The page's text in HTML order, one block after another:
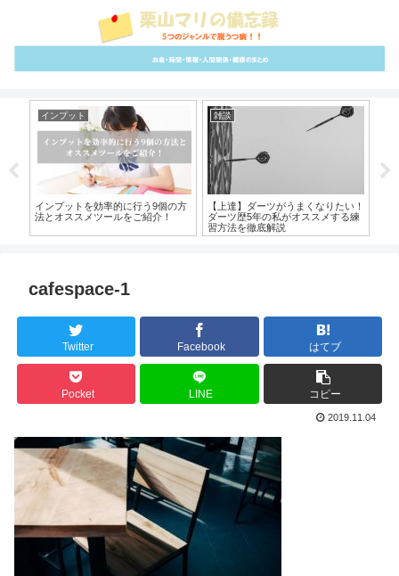
インプット
インプットを効率的に行う9個の方
法とオススメツールをご紹介！
雑談
【上達】ダーツがうまくなりたい！
ダーツ歴5年の私がオススメする練
習方法を徹底解説
cafespace-1
Twitter Facebook はてブ
Pocket LINE コピー
2019.11.04